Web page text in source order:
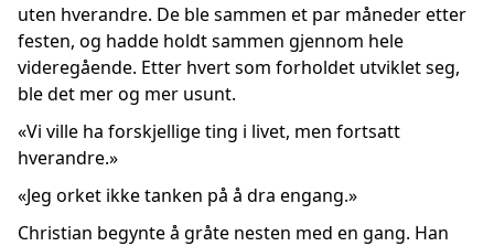
uten hverandre. De ble sammen et par måneder etter
festen, og hadde holdt sammen gjennom hele
videregående. Etter hvert som forholdet utviklet seg,
ble det mer og mer usunt.
«Vi ville ha forskjellige ting i livet, men fortsatt
hverandre.»
«Jeg orket ikke tanken på å dra engang.»
Christian begynte å gråte nesten med en gang. Han